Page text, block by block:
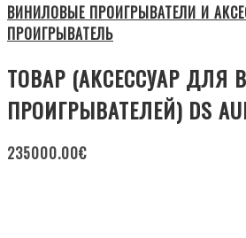
ВИНИЛОВЫЕ ПРОИГРЫВАТЕЛИ И
ПРОИГРЫВАТЕЛЬ
ТОВАР (АКСЕССУАР ДЛЯ
ПРОИГРЫВАТЕЛЕЙ) DS
235000.00€